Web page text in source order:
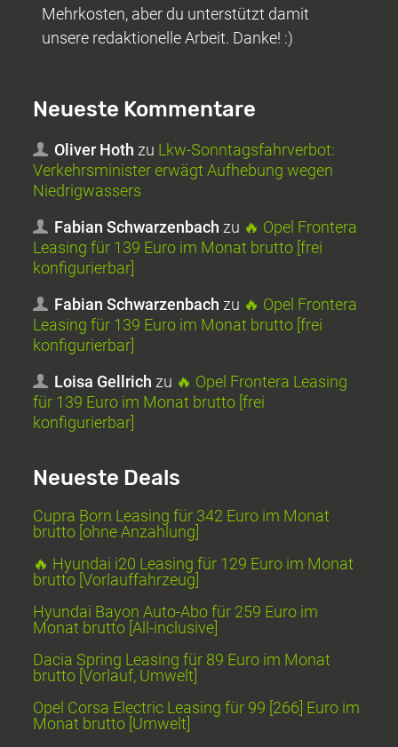
Mehrkosten, aber du unterstützt damit
unsere redaktionelle Arbeit. Danke! :)
Neueste Kommentare
Oliver Hoth zu Lkw-Sonntagsfahrverbot:
Verkehrsminister erwägt Aufhebung wegen
Niedrigwassers
Fabian Schwarzenbach zu 🔥 Opel Frontera
Leasing für 139 Euro im Monat brutto [frei
konfigurierbar]
Fabian Schwarzenbach zu 🔥 Opel Frontera
Leasing für 139 Euro im Monat brutto [frei
konfigurierbar]
Loisa Gellrich zu 🔥 Opel Frontera Leasing
für 139 Euro im Monat brutto [frei
konfigurierbar]
Neueste Deals
Cupra Born Leasing für 342 Euro im Monat
brutto [ohne Anzahlung]
🔥 Hyundai i20 Leasing für 129 Euro im Monat
brutto [Vorlauffahrzeug]
Hyundai Bayon Auto-Abo für 259 Euro im
Monat brutto [All-inclusive]
Dacia Spring Leasing für 89 Euro im Monat
brutto [Vorlauf, Umwelt]
Opel Corsa Electric Leasing für 99 [266] Euro im
Monat brutto [Umwelt]